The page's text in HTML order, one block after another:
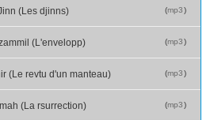
(mp3)
(Les djinns)
(mp3)
(L'envelopp)
(mp3)
(Le revtu d'un manteau)
(mp3)
(La rsurrection)